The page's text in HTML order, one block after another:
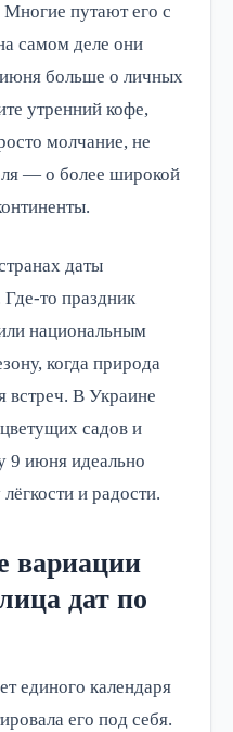
путают его с
самом деле они
больше о личных
утренний кофе,
молчание, не
— о более широкой
даты
то праздник
национальным
когда природа
встреч. В Украине
садов и
9 июня идеально
и радости.
вариации
дат по
единого календаря
его под себя.